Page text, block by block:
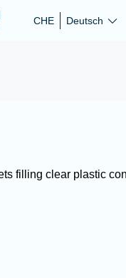
CHE Deutsch